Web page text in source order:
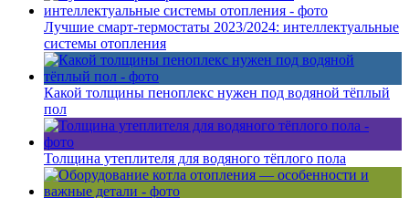
Лучшие смарт-термостаты 2023/2024: интеллектуальные
системы отопления
Какой толщины пеноплекс нужен под водяной тёплый
пол
Толщина утеплителя для водяного тёплого пола